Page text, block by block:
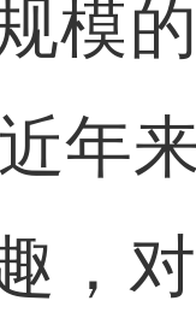
模
年
，